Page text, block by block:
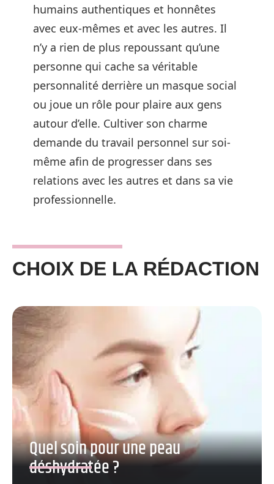
humains authentiques et honnêtes
avec eux-mêmes et avec les autres. Il
n’y a rien de plus repoussant qu’une
personne qui cache sa véritable
personnalité derrière un masque social
ou joue un rôle pour plaire aux gens
autour d’elle. Cultiver son charme
demande du travail personnel sur soi-
même afin de progresser dans ses
relations avec les autres et dans sa vie
professionnelle.
CHOIX DE LA RÉDACTION
Quel soin pour une peau
déshydratée ?